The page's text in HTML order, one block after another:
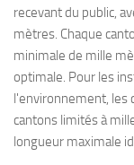
recevant du public,
mètres. Chaque
minimale de mille
optimale. Pour les
l'environnement, les
cantons limités à
longueur maximale